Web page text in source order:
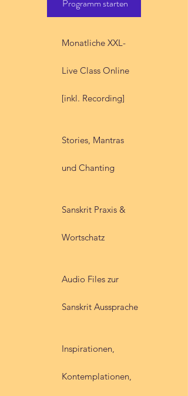
Programm starten
Monatliche XXL-
Live Class Online
[inkl. Recording]
Stories, Mantras
und Chanting
Sanskrit Praxis &
Wortschatz
Audio Files zur
Sanskrit Aussprache
Inspirationen,
Kontemplationen,